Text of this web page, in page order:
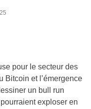
pour le secteur des
Bitcoin et l’émergence
un bull run
exploser en